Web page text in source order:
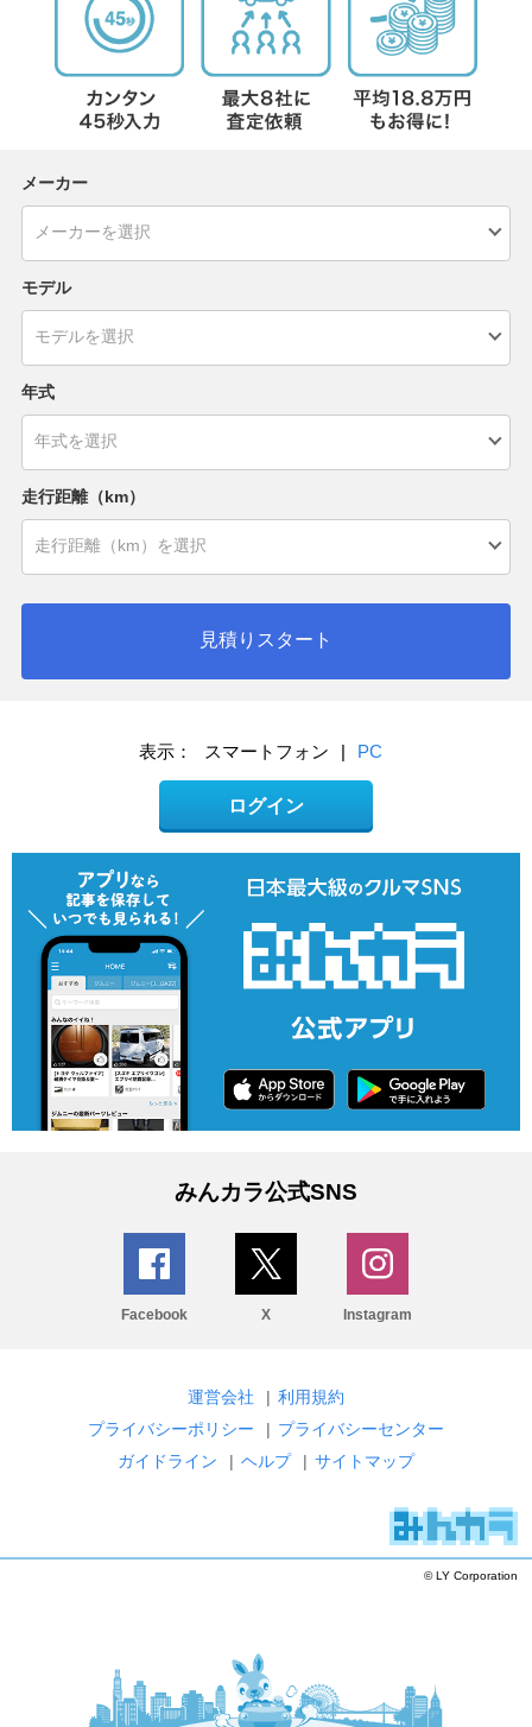
メーカー
モデル
年式
走行距離（km）
見積りスタート
表示： スマートフォン | PC
ログイン
みんカラ公式SNS
Facebook X Instagram
運営会社 | 利用規約
プライバシーポリシー
| プライバシーセンター
ガイドライン
| ヘルプ | サイトマップ
© LY Corporation